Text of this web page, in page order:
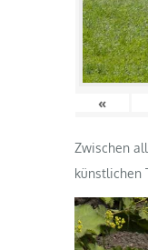
«
Zwischen
künstlichen